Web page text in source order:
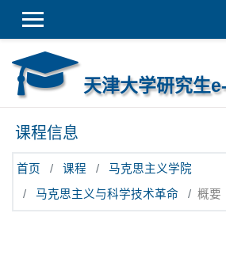
天津大学研究生
课程信息
首页 课程
马克思主义学院
马克思主义与科学技术革命
概要